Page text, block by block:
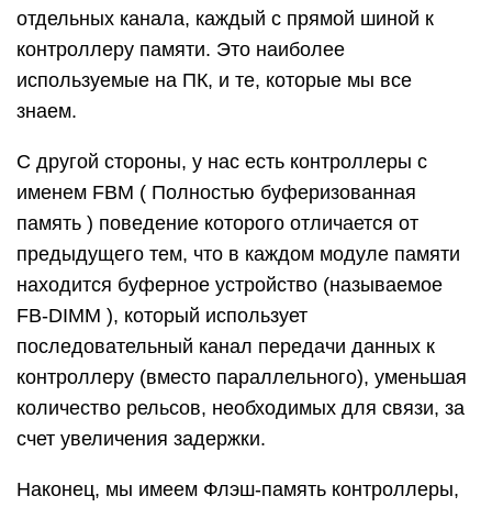
отдельных канала, каждый с прямой шиной к
контроллеру памяти. Это наиболее
используемые на ПК, и те, которые мы все
знаем.
С другой стороны, у нас есть контроллеры с
именем FBM ( Полностью буферизованная
память ) поведение которого отличается от
предыдущего тем, что в каждом модуле памяти
находится буферное устройство (называемое
FB-DIMM ), который использует
последовательный канал передачи данных к
контроллеру (вместо параллельного), уменьшая
количество рельсов, необходимых для связи, за
счет увеличения задержки.
Наконец, мы имеем Флэш-память контроллеры,